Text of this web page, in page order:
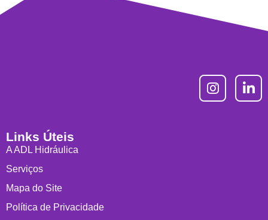
Links Úteis
A ADL Hidráulica
Serviços
Mapa do Site
Política de Privacidade